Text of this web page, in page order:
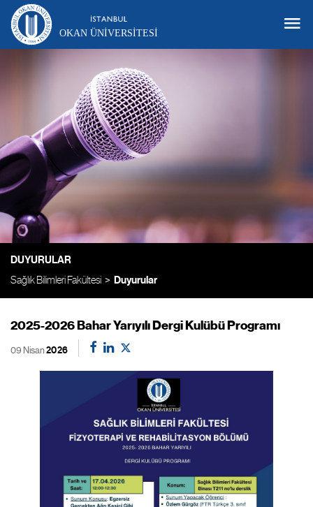
OKAN ÜNIVERSITESI
DUYURULAR
Sağlık Bilimleri Fakültesi Duyurular
2025-2026 Bahar Yarıyılı Dergi Kulübü Programı
09 Nisan2026